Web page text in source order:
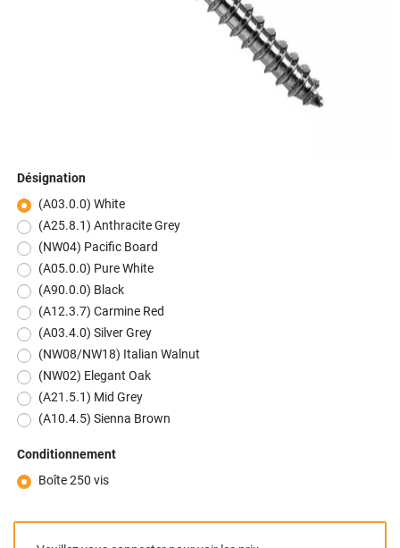
Désignation
(A03.0.0) White
(A25.8.1) Anthracite Grey
(NW04) Pacific Board
(A05.0.0) Pure White
(A90.0.0) Black
(A12.3.7) Carmine Red
(A03.4.0) Silver Grey
(NW08/NW18) Italian Walnut
(NW02) Elegant Oak
(A21.5.1) Mid Grey
(A10.4.5) Sienna Brown
Conditionnement
Boîte 250 vis